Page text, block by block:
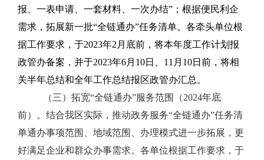
报、一表申请、一套材料、一次办结” ；根据便民利企
需求，拓展新一批“全链通办”任务清单。各牵头单位根
据工作要求，于2023年2 月底前，将本年度工作计划报
政管办备案，并于2023年6月 10日、 11 月 10日前，将相
关半年总结和全年工作总结报区政管办汇总。
（三）拓宽“全链通办”服务范围（2024年底
前）。 结合我区实际，推动政务服务“全链通办”任务清
单通办事项范围、地域范围、办理模式进一步拓展，更
好满足企业和群众办事需求。各单位根据工作要求，于